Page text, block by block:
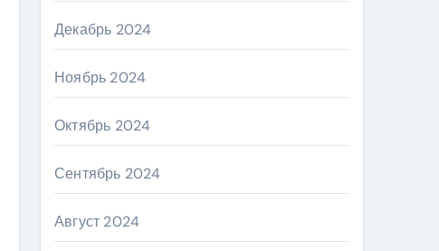
Декабрь 2024
Ноябрь 2024
Октябрь 2024
Сентябрь 2024
Август 2024